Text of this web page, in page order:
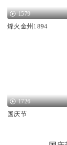
1579
烽火金州1894
1726
国庆节